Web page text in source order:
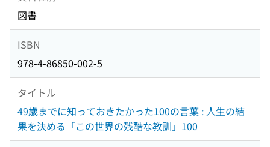
図書
ISBN
978-4-86850-002-5
タイトル
49歳までに知っておきたかった100の言葉 : 人生の結
果を決める「この世界の残酷な教訓」100